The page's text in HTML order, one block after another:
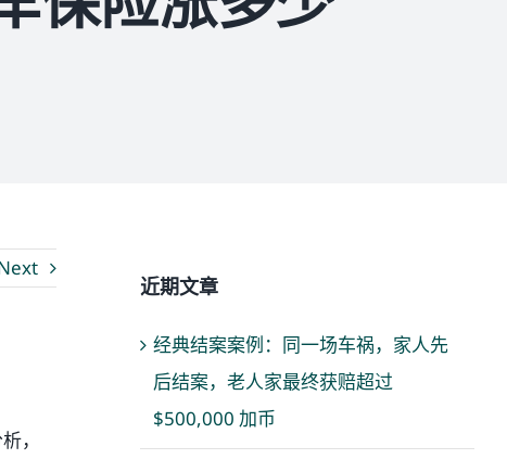
，
近期文章
经典结案案例：同一场车祸，家人先
后结案，老人家最终获赔超过
$500,000 加币